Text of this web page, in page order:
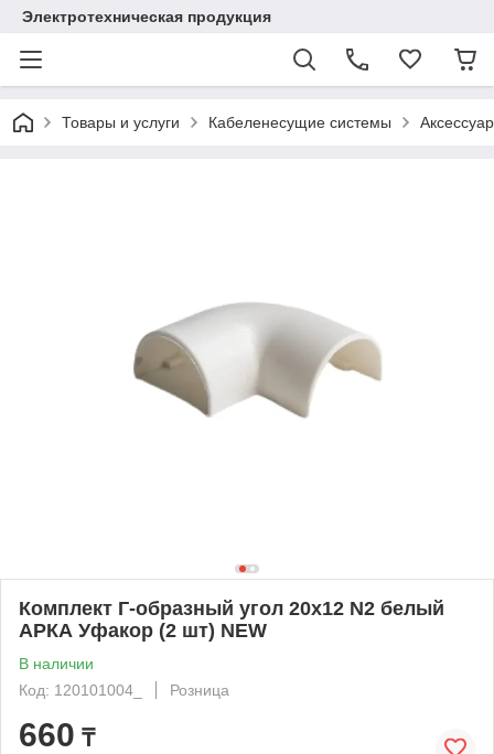
Электротехническая продукция
Товары и услуги Кабеленесущие системы
Комплект Г-образный угол 20х12 N2 белый
АРКА Уфакор (2 шт) NEW
В наличии
Код: 120101004_
Розница
660 ₸